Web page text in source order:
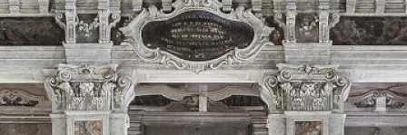
appuntamenti di spicco, come il“Festival Pianistico
Internazionale di Brescia e Bergamo”con
direttori, solisti e orchestre fra i più prestigiosi nel
mondo e laFesta dell’Opera. Questo evento unico
al mondo, promosso dal Teatro, fa risuonare le più